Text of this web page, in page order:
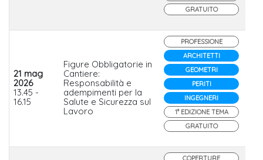
GRATUITO
21 mag
2026
13.45 -
16.15
Figure Obbligatorie in
Cantiere:
Responsabilità e
adempimenti per la
Salute e Sicurezza sul
Lavoro
PROFESSIONE
ARCHITETTI
GEOMETRI
PERITI
INGEGNERI
1° EDIZIONE TEMA
GRATUITO
COPERTURE